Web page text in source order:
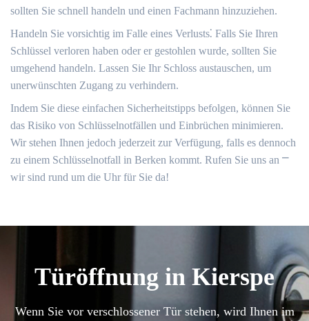
sollten Sie schnell handeln und einen Fachmann hinzuziehen.​
Handeln Sie vorsichtig im Falle eines Verlusts⁚ Falls Sie Ihren
Schlüssel verloren haben oder er gestohlen wurde, sollten Sie
umgehend handeln.​ Lassen Sie Ihr Schloss austauschen, um
unerwünschten Zugang zu verhindern.​
Indem Sie diese einfachen Sicherheitstipps befolgen, können Sie
das Risiko von Schlüsselnotfällen und Einbrüchen minimieren.​
Wir stehen Ihnen jedoch jederzeit zur Verfügung, falls es dennoch
zu einem Schlüsselnotfall in Berken kommt.​ Rufen Sie uns an ⎻
wir sind rund um die Uhr für Sie da!​
Türöffnung in Kierspe
Wenn Sie vor verschlossener Tür stehen, wird Ihnen im